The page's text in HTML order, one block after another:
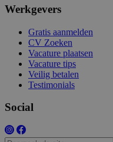
Werkgevers
Gratis aanmelden
CV Zoeken
Vacature plaatsen
Vacature tips
Veilig betalen
Testimonials
Social